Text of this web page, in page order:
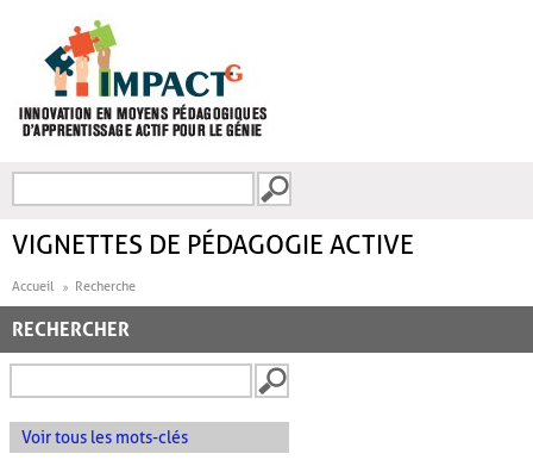
FORMULAIRE DE
VIGNETTES DE PÉDAGOGIE ACTIVE
Accueil Recherche
RECHERCHER
Voir tous les mots-clés